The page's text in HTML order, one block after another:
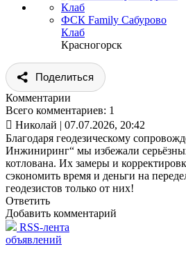
ФСК Family Сабурово
Клаб
Красногорск
Поделиться
Комментарии
Всего комментариев: 1
 Николай | 07.07.2026, 20:42
Благодаря геодезическому
Инжиниринг“ мы избежали
котлована. Их замеры и
сэкономить время и деньги на
геодезистов только от них!
Ответить
Добавить комментарий
RSS-лента
объявлений